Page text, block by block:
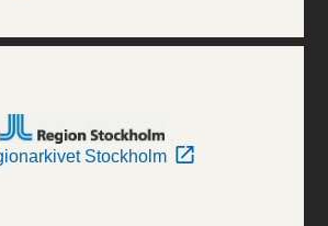
Stockholm